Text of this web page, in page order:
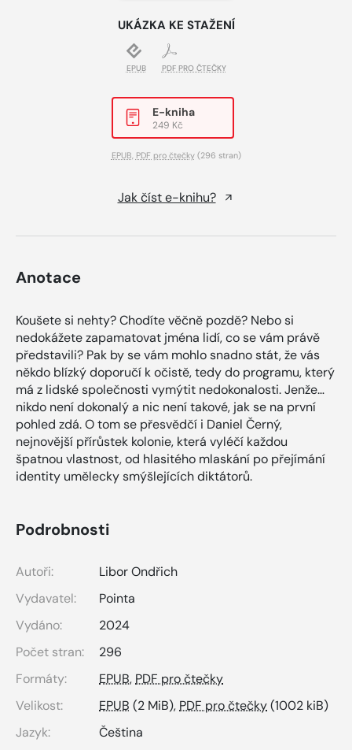
UKÁZKA KE STAŽENÍ
EPUB PDF PRO ČTEČKY
E-kniha
249 Kč
EPUB, PDF pro čtečky(296 stran)
Jak číst e-knihu?
Anotace
Koušete si nehty? Chodíte věčně pozdě? Nebo si
nedokážete zapamatovat jména lidí, co se vám právě
představili? Pak by se vám mohlo snadno stát, že vás
někdo blízký doporučí k očistě, tedy do programu, který
má z lidské společnosti vymýtit nedokonalosti. Jenže…
nikdo není dokonalý a nic není takové, jak se na první
pohled zdá. O tom se přesvědčí i Daniel Černý,
nejnovější přírůstek kolonie, která vyléčí každou
špatnou vlastnost, od hlasitého mlaskání po přejímání
identity umělecky smýšlejících diktátorů.
Podrobnosti
Autoři:
Libor Ondřich
Vydavatel:
Pointa
Vydáno:
2024
Počet stran:
296
Formáty:
EPUB, PDF pro čtečky
Velikost:
EPUB (2 MiB), PDF pro čtečky(1002 kiB)
Jazyk:
Čeština